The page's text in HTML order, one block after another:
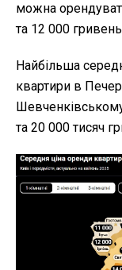
можна
та 12 000
Найбільша
квартири в
та 20 000 тисяч